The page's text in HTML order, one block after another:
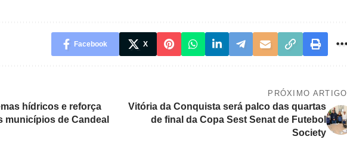
Facebook X
hídricos e reforça
de Candeal
PRÓXIMO ARTIGO
Vitória da Conquista será palco das quartas
de final da Copa Sest Senat de Futebol
Society